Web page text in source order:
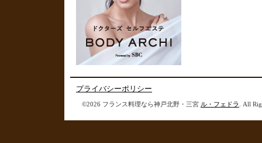
プライバシーポリシー
©2026 フランス料理なら神戸北野・三宮 ル・フェドラ . All